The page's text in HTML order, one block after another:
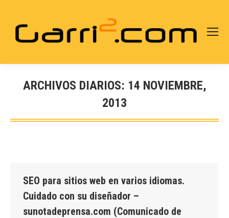
ARCHIVOS DIARIOS: 14 NOVIEMBRE,
2013
Estás aquí:
SEO para sitios web en varios idiomas.
Cuidado con su diseñador –
sunotadeprensa.com (Comunicado de